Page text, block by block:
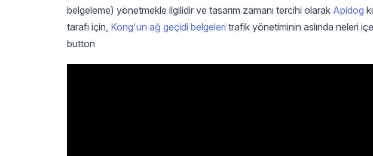
belgeleme) yönetmekle ilgilidir ve tasarım zamanı tercihi olarak Apidog
tarafı için, Kong'un ağ geçidi belgeleri trafik yönetiminin aslında neleri
button